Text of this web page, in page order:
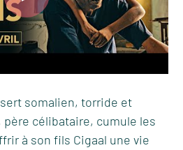
somalien, torride et
père célibataire, cumule les
à son fils Cigaal une vie